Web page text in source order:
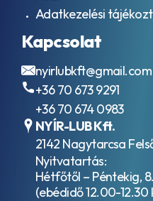
Adatkezelési
Kapcsolat
nyirlubkft@gmail.com
+36 70 673 9291
+36 70 674 0983
NYÍR-LUB Kft.
2142 Nagytarcsa
Nyitvatartás:
Hétfőtől – Péntekig,
(ebédidő 12.00-